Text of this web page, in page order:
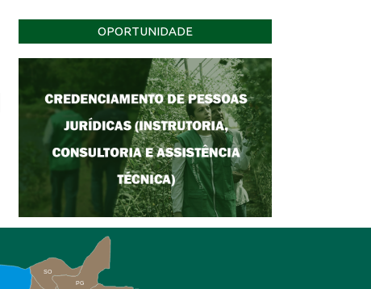
OPORTUNIDADE
PG
SO